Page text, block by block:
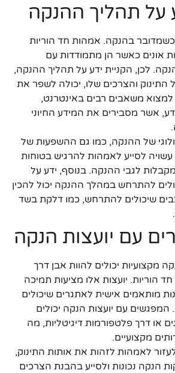
על תהליך ההנקה
כשמדובר בהנקה. אמהות חד הוריות
אונים כאשר הן מתמודדות עם
לכן, הקניית ידע על תהליך ההנקה,
והצרכים שלו, יכולה לשפר את
למצוא משאבים רבים באינטרנט,
אשר מסבירים את המידע החיוני
של ההנקה, כמו גם ההשפעות של
לסייע לאמהות להרגיש בטוחות
לגבי ההנקה. בנוסף, ידע על
להתרחש במהלך ההנקה יכול להכין
שיכולים להתרחש, כמו דלקת בשד
עם יועצות הנקה
מקצועיות יכולים להוות אבן דרך
הוריות. יועצות אלו מציעות תמיכה
מותאמים אישית לאתגרים שיכולים
עם יועצות הנקה יכולים
או דרך פלטפורמות דיגיטליות, מה
מקצועיים.
לעזור לאמהות לזהות את אותות התינוק,
הנקה נכונות ולסייע בהבנת הצרכים